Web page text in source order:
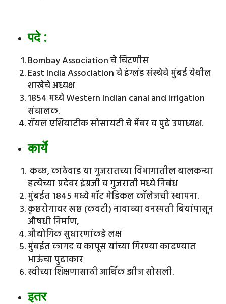
पदे:
Bombay Association चे चिटणीस
East India Association चे इंग्लंड संस्थेचे मुंबई येथील
शाखेचे अध्यक्ष
१८५४ मध्ये Western Indian canal and irrigation
संचालक.
रॉयल एशियाटीक सोसायटी चे मेंबर व पुढे उपाध्यक्ष.
कार्ये
कच्छ, काठेवाड या गुजरातच्या विभागातील बालकन्या
हत्येच्या प्रदेवर इंग्रजी व गुजराती मध्ये निबंध
मुंबईत १८४५ मध्ये मॉट मेडिकल कॉलेजची स्थापना.
कृष्ठरोगावर खष्ठ (कवटी) नावाच्या वनस्पती बियांपासून
औषधी निर्माण,
औद्योगिक सुधारणांकडे लक्ष
मुंबईत कागद व कापूस यांच्या गिरण्या काढण्यात
भाऊंचा पुढाकार
स्वीच्या शिक्षणासाठी आर्थिक झीज सोसली.
इतर